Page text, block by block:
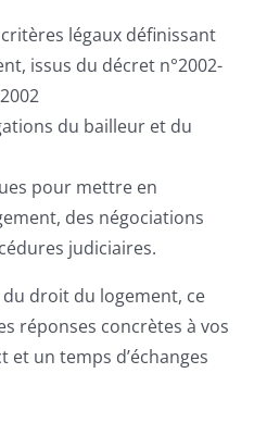
légaux définissant
issus du décret n°2002-
du bailleur et du
pour mettre en
des négociations
judiciaires.
droit du logement, ce
réponses concrètes à vos
un temps d’échanges